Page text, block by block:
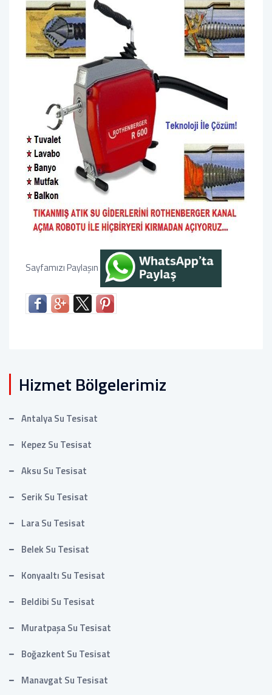
Sayfamızı Paylaşın
Hizmet Bölgelerimiz
Antalya Su Tesisat
Kepez Su Tesisat
Aksu Su Tesisat
Serik Su Tesisat
Lara Su Tesisat
Belek Su Tesisat
Konyaaltı Su Tesisat
Beldibi Su Tesisat
Muratpaşa Su Tesisat
Boğazkent Su Tesisat
Manavgat Su Tesisat